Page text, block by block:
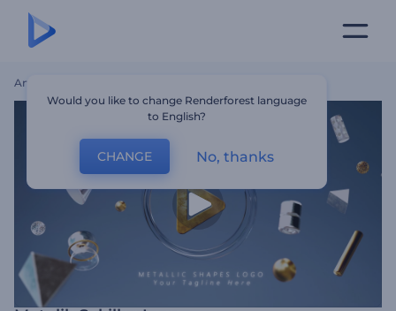
Ana Sayfa
Would you like to change Renderforest language
to English?
CHANGE No, thanks